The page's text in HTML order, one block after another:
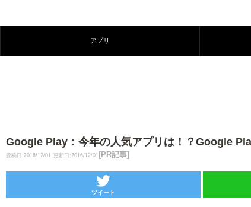
アプリ
Google Play：今年の人気アプリは！？Google
投稿日:2016/12/01 更新日:2016/12/01 [PR記事]
ツイート